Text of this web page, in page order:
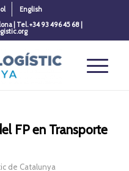
English
| Tel. +34 93 496 45 68 |
FP en Transporte
de Catalunya